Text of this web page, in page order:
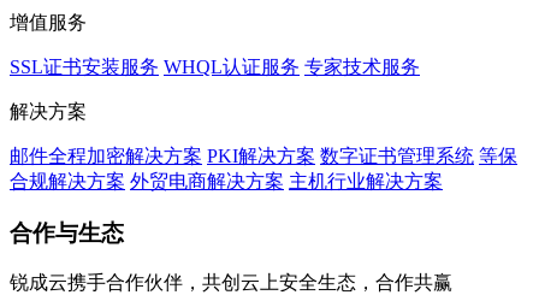
增值服务
SSL证书安装服务 WHQL认证服务 专家技术服务
解决方案
邮件全程加密解决方案 PKI解决方案 数字证书管理系统 等保
合规解决方案 外贸电商解决方案 主机行业解决方案
合作与生态
锐成云携手合作伙伴，共创云上安全生态，合作共赢